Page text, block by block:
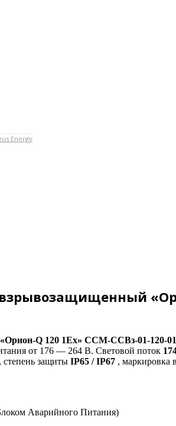
Energy
«Орион-Q 120 1Ех» ССМ-ССВз-01-120-01
от 176 — 264 В. Световой поток
степень защиты IP65 / IP67 , маркировка
Аварийного Питания)